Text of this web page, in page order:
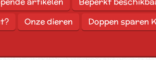
Onze dieren Doppen sparen